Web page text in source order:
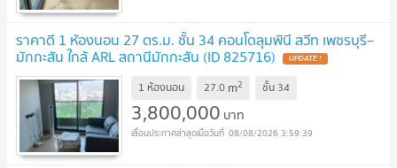
ราคาดี 1 ห้องนอน 27 ตร.ม. ชั้น 34 คอนโดลุมพินี สวีท เพชรบุรี–
มักกะสัน ใกล้ ARL สถานีมักกะสัน (ID 825716)
1 ห้องนอน 27.0 m2 ชั้น 34
3,800,000 บาท
08/08/2026 3:59:39